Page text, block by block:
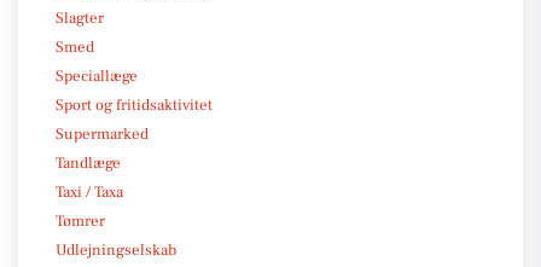
Slagter
Smed
Speciallæge
Sport og fritidsaktivitet
Supermarked
Tandlæge
Taxi / Taxa
Tømrer
Udlejningselskab